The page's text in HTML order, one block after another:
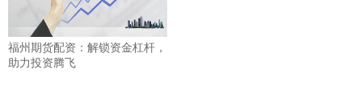
福州期货配资：解锁资金杠杆，
助力投资腾飞